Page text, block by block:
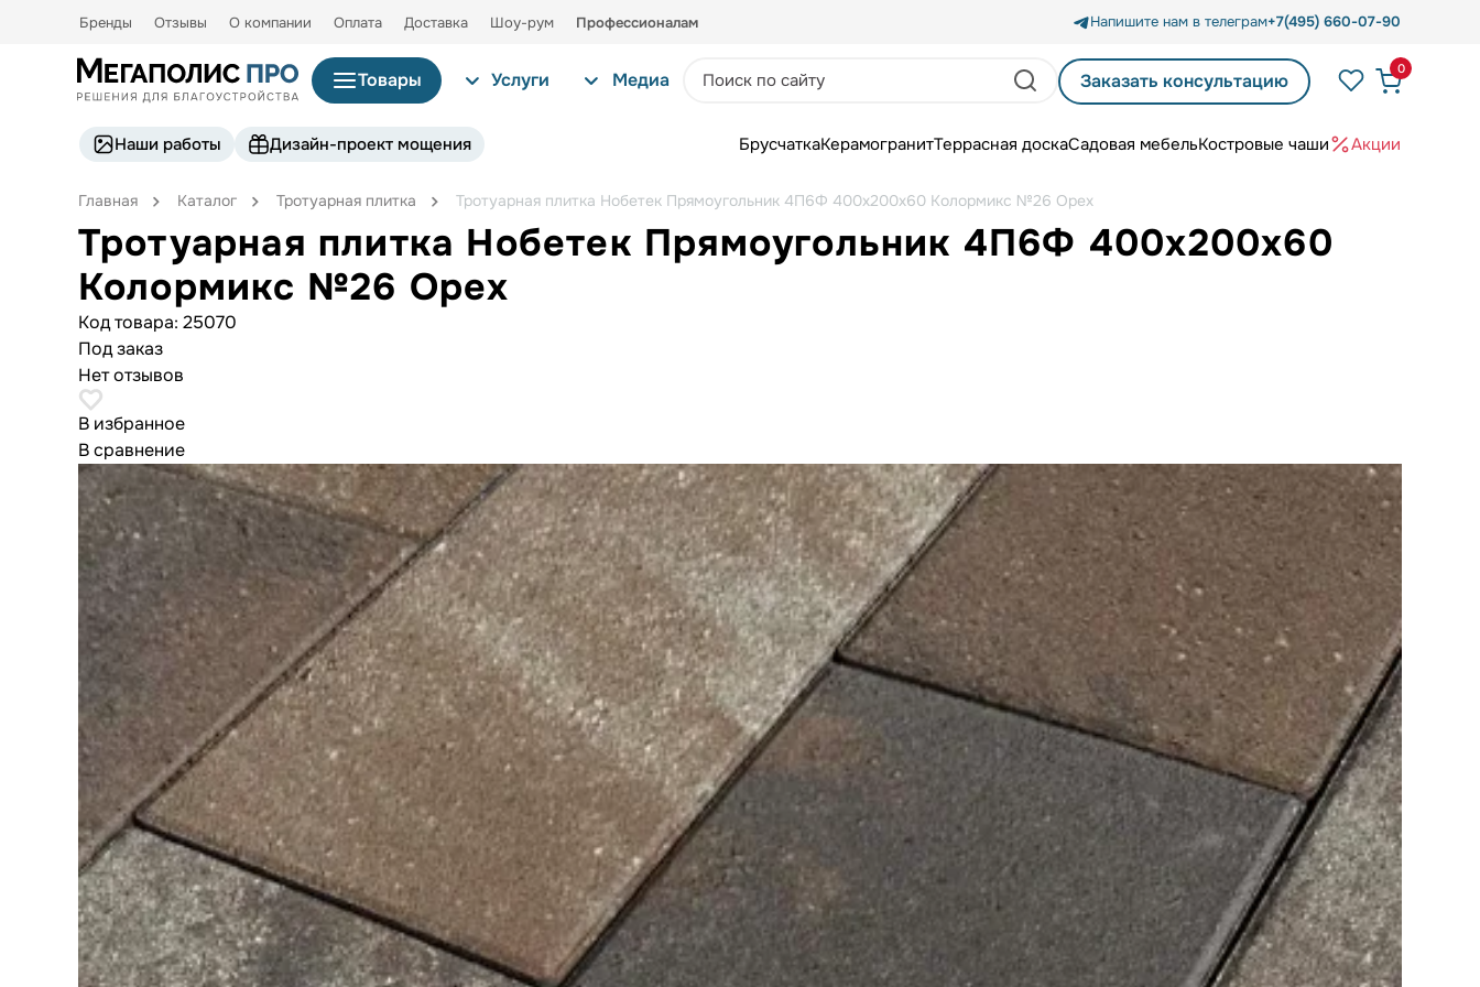
Бренды Отзывы О компании Оплата Доставка Шоу-рум Профессионалам Напишите нам в телеграм+7(495) 660-07-90
Товары Услуги Медиа Заказать консультацию
0
Наши работы Дизайн-проект мощения БрусчаткаКерамогранитТеррасная доскаСадовая мебельКостровые чаши Акции
Главная Каталог Тротуарная плитка Тротуарная плитка Нобетек Прямоугольник 4П6Ф 400x200x60 Колормикс №26 Орех
Тротуарная плитка Нобетек Прямоугольник 4П6Ф 400x200x60
Колормикс №26 Орех
Код товара: 25070
Под заказ
Нет отзывов
В избранное
В сравнение